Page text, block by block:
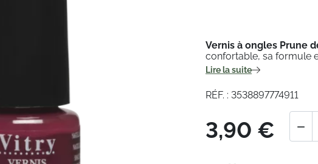
Vernis à ongles Prune
confortable, sa formule
Lire la suite
RÉF. : 3538897774911
3,90 € 